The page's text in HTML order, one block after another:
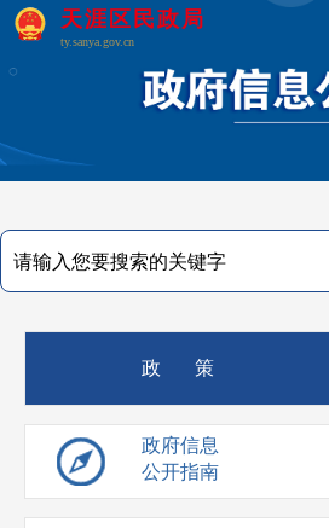
天涯区民政局
ty.sanya.gov.cn
政 策
政府信息
公开指南